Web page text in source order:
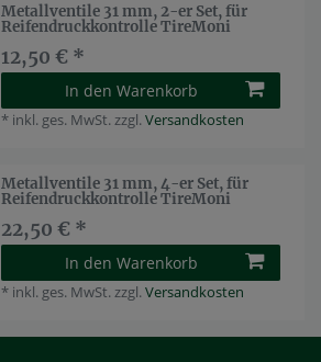
Metallventile 31 mm, 2-er Set, für
Reifendruckkontrolle TireMoni
12,50 € *
In den Warenkorb
* inkl. ges. MwSt.zzgl.Versandkosten
Metallventile 31 mm, 4-er Set, für
Reifendruckkontrolle TireMoni
22,50 € *
In den Warenkorb
* inkl. ges. MwSt.zzgl.Versandkosten